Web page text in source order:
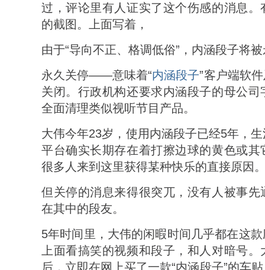
过，评论里有人证实了这个伤感的消息
的截图。上面写着，
由于“导向不正、格调低俗”，内涵段子将
永久关停——意味着“内涵段子”客户端软
关闭。行政机构还要求内涵段子的母公
全面清理类似视听节目产品。
大伟今年23岁，使用内涵段子已经5年，
平台确实长期存在着打擦边球的黄色或
很多人来到这里获得某种快乐的直接原因
但关停的消息来得很突兀，没有人被事
在其中的段友。
5年时间里，大伟的闲暇时间几乎都在这
上面看搞笑的视频和段子，和人对暗号
后，立即在网上买了一款“内涵段子”的车